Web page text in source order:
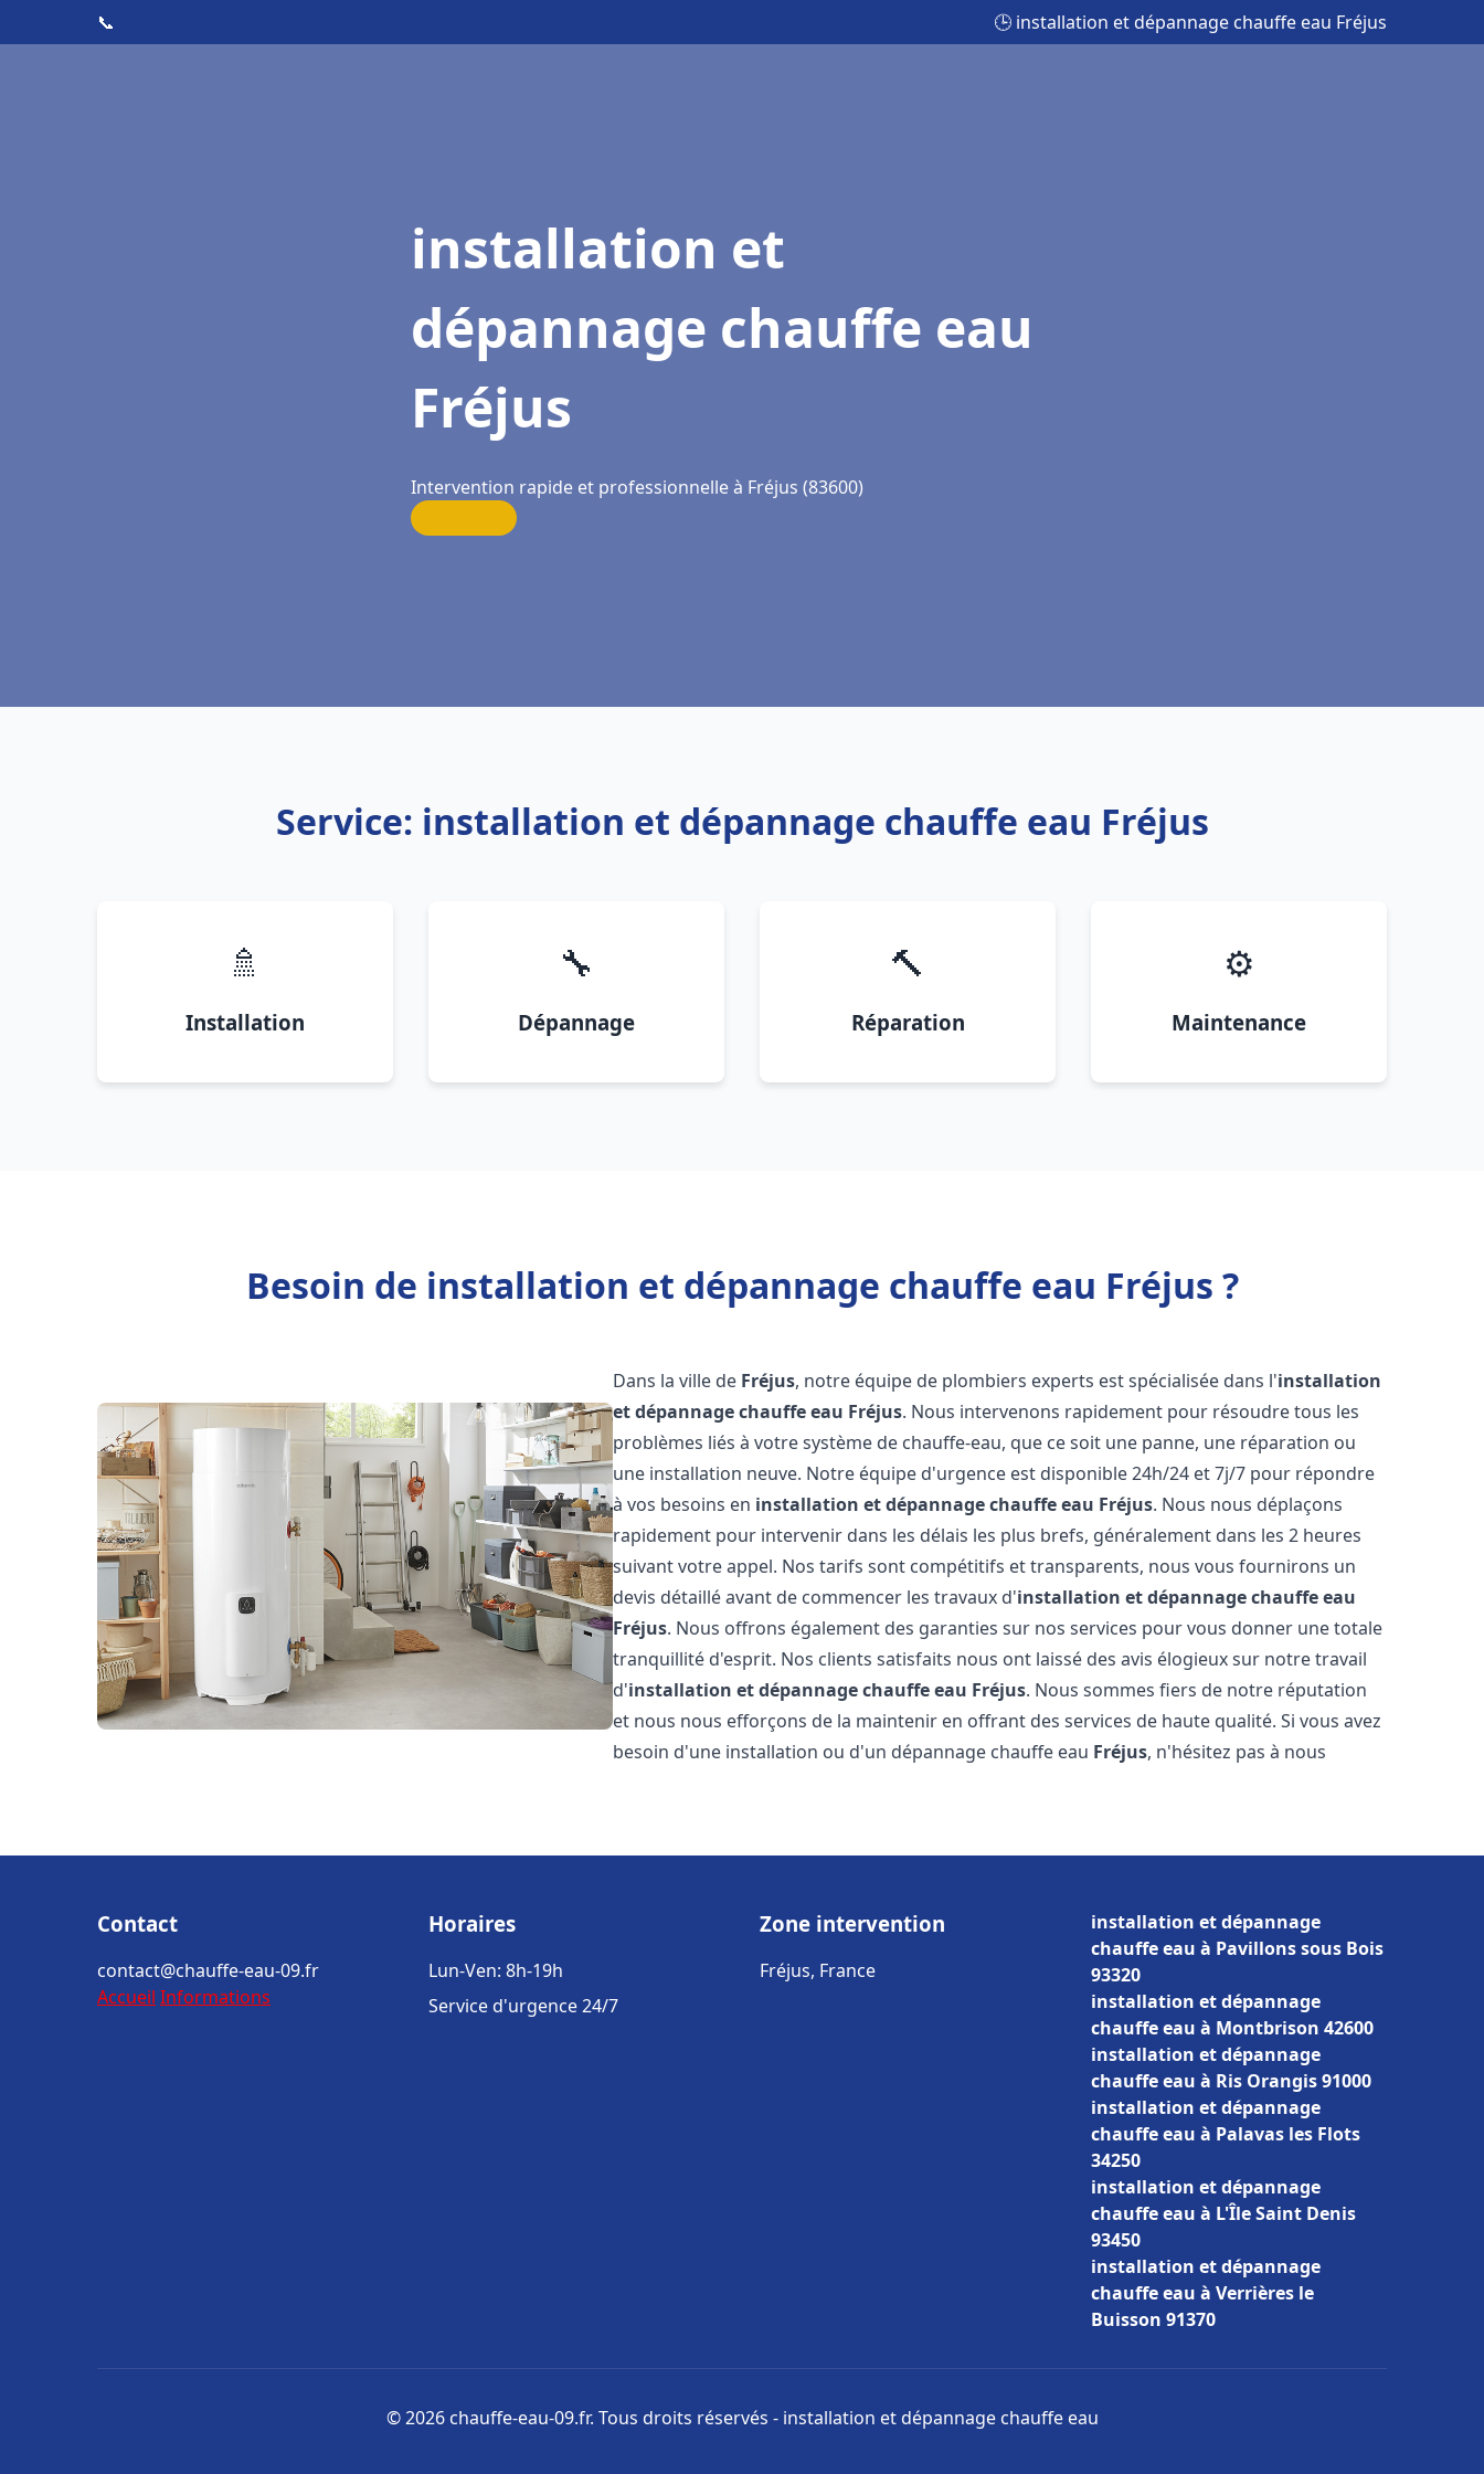
📞 🕒 installation et dépannage chauffe eau Fréjus
installation et
dépannage chauffe eau
Fréjus
Intervention rapide et professionnelle à Fréjus (83600)
Service: installation et dépannage chauffe eau Fréjus
🚿
Installation
🔧
Dépannage
🔨
Réparation
⚙️
Maintenance
Besoin de installation et dépannage chauffe eau Fréjus ?
Dans la ville de Fréjus, notre équipe de plombiers experts est spécialisée dans l'installation
et dépannage chauffe eau Fréjus. Nous intervenons rapidement pour résoudre tous les
problèmes liés à votre système de chauffe-eau, que ce soit une panne, une réparation ou
une installation neuve. Notre équipe d'urgence est disponible 24h/24 et 7j/7 pour répondre
à vos besoins en installation et dépannage chauffe eau Fréjus. Nous nous déplaçons
rapidement pour intervenir dans les délais les plus brefs, généralement dans les 2 heures
suivant votre appel. Nos tarifs sont compétitifs et transparents, nous vous fournirons un
devis détaillé avant de commencer les travaux d'installation et dépannage chauffe eau
Fréjus. Nous offrons également des garanties sur nos services pour vous donner une totale
tranquillité d'esprit. Nos clients satisfaits nous ont laissé des avis élogieux sur notre travail
d'installation et dépannage chauffe eau Fréjus. Nous sommes fiers de notre réputation
et nous nous efforçons de la maintenir en offrant des services de haute qualité. Si vous avez
besoin d'une installation ou d'un dépannage chauffe eau Fréjus, n'hésitez pas à nous
Contact
contact@chauffe-eau-09.fr
Accueil Informations
Horaires
Lun-Ven: 8h-19h
Service d'urgence 24/7
Zone intervention
Fréjus, France
installation et dépannage
chauffe eau à Pavillons sous Bois
93320
installation et dépannage
chauffe eau à Montbrison 42600
installation et dépannage
chauffe eau à Ris Orangis 91000
installation et dépannage
chauffe eau à Palavas les Flots
34250
installation et dépannage
chauffe eau à L'Île Saint Denis
93450
installation et dépannage
chauffe eau à Verrières le
Buisson 91370
© 2026 chauffe-eau-09.fr. Tous droits réservés - installation et dépannage chauffe eau